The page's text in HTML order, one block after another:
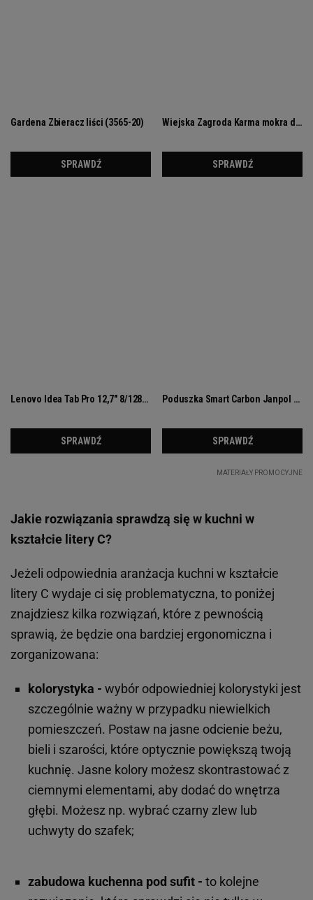
Jakie rozwiązania sprawdzą się w kuchni w
kształcie litery C?
Jeżeli odpowiednia aranżacja kuchni w kształcie
litery C wydaje ci się problematyczna, to poniżej
znajdziesz kilka rozwiązań, które z pewnością
sprawią, że będzie ona bardziej ergonomiczna i
zorganizowana:
kolorystyka - wybór odpowiedniej kolorystyki jest
szczególnie ważny w przypadku niewielkich
pomieszczeń. Postaw na jasne odcienie beżu,
bieli i szarości, które optycznie powiększą twoją
kuchnię. Jasne kolory możesz skontrastować z
ciemnymi elementami, aby dodać do wnętrza
głębi. Możesz np. wybrać czarny zlew lub
uchwyty do szafek;
zabudowa kuchenna pod sufit - to kolejne